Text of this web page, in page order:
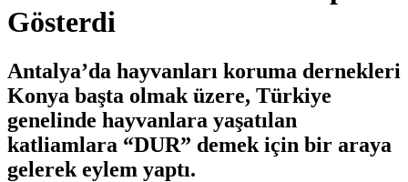
Gösterdi
Antalya’da hayvanları koruma dernekleri
Konya başta olmak üzere, Türkiye
genelinde hayvanlara yaşatılan
katliamlara “DUR” demek için bir araya
gelerek eylem yaptı.